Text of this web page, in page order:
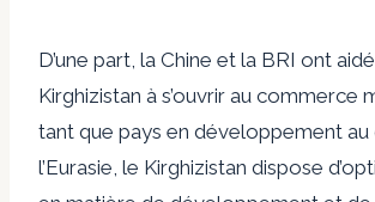
D’une part, la Chine et la BRI ont
Kirghizistan à s’ouvrir au commerce
tant que pays en développement
l’Eurasie, le Kirghizistan dispose